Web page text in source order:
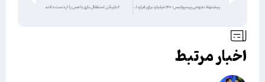
پیشنهاد نجومی پرسپولیس؛ ۱۴۰ میلیارد برای قرارداد با یک ستاره
اخبار مرتبط